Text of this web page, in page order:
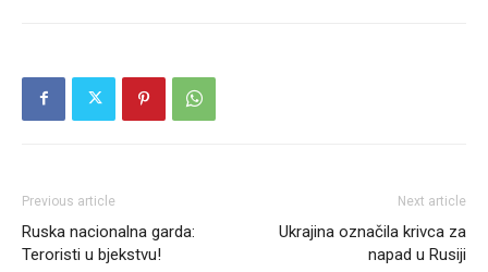
Previous article
Ruska nacionalna garda:
Teroristi u bjekstvu!
Next article
Ukrajina označila krivca za
napad u Rusiji